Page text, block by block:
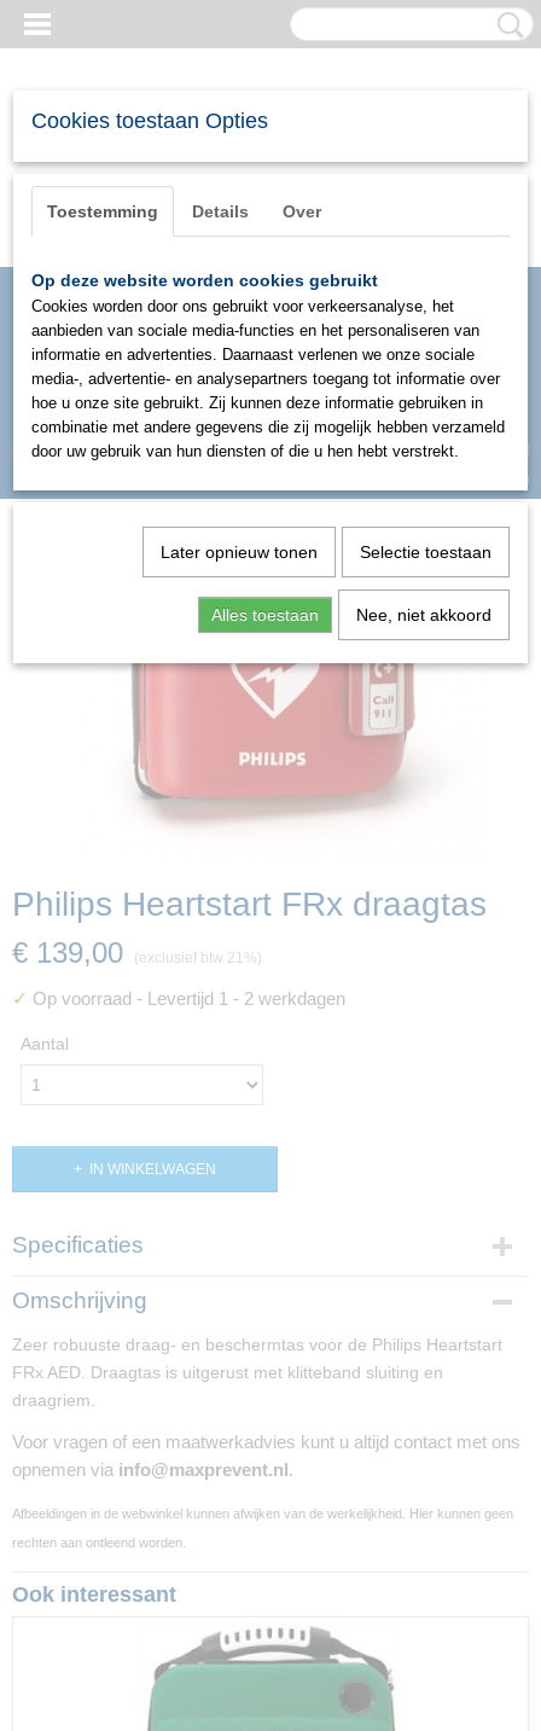
Inloggen Registreren
UW WINKELWAGEN
(0)
Philips Heartstart FRx draagtas
€ 139,00 (exclusief btw 21%)
✓ Op voorraad - Levertijd 1 - 2 werkdagen
Aantal
IN WINKELWAGEN
Specificaties
Productcode
Productcode leverancier
989803139251
Omschrijving
Zeer robuuste draag- en beschermtas voor de Philips Heartstart
FRx AED. Draagtas is uitgerust met klitteband sluiting en
draagriem.
Voor vragen of een maatwerkadvies kunt u altijd contact met ons
opnemen via info@maxprevent.nl .
Afbeeldingen in de webwinkel kunnen afwijken van de werkelijkheid. Hier kunnen geen
rechten aan ontleend worden.
Ook interessant
Cookies toestaan Opties
Toestemming Details Over
Op deze website worden cookies gebruikt
Cookies worden door ons gebruikt voor verkeersanalyse, het
aanbieden van sociale media-functies en het personaliseren van
informatie en advertenties. Daarnaast verlenen we onze sociale
media-, advertentie- en analysepartners toegang tot informatie over
hoe u onze site gebruikt. Zij kunnen deze informatie gebruiken in
combinatie met andere gegevens die zij mogelijk hebben verzameld
door uw gebruik van hun diensten of die u hen hebt verstrekt.
Later opnieuw tonen Selectie toestaan
Alles toestaan Nee, niet akkoord